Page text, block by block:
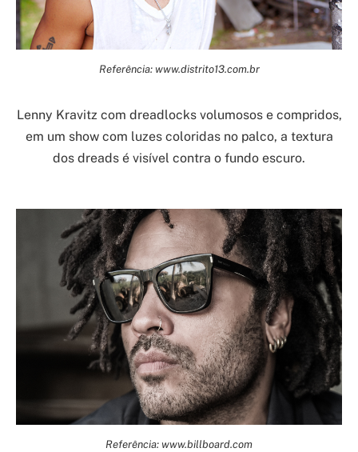
Referência: www.distrito13.com.br
Lenny Kravitz com dreadlocks volumosos e compridos,
em um show com luzes coloridas no palco, a textura
dos dreads é visível contra o fundo escuro.
Referência: www.billboard.com